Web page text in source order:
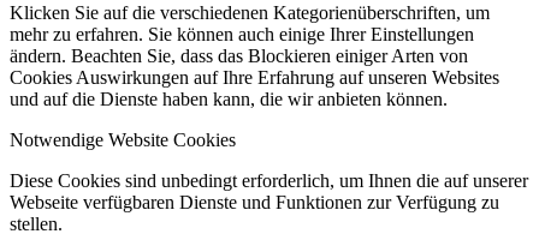
Klicken Sie auf die verschiedenen Kategorienüberschriften, um
mehr zu erfahren. Sie können auch einige Ihrer Einstellungen
ändern. Beachten Sie, dass das Blockieren einiger Arten von
Cookies Auswirkungen auf Ihre Erfahrung auf unseren Websites
und auf die Dienste haben kann, die wir anbieten können.
Notwendige Website Cookies
Diese Cookies sind unbedingt erforderlich, um Ihnen die auf unserer
Webseite verfügbaren Dienste und Funktionen zur Verfügung zu
stellen.